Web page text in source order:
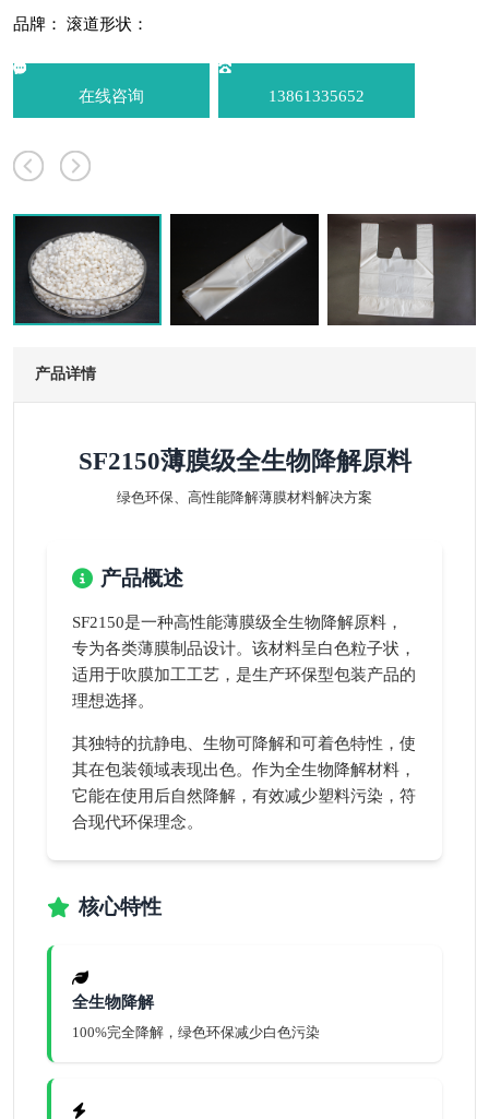
品牌： 滚道形状：
在线咨询 13861335652
产品详情
SF2150薄膜级全生物降解原料
绿色环保、高性能降解薄膜材料解决方案
产品概述
SF2150是一种高性能薄膜级全生物降解原料，
专为各类薄膜制品设计。该材料呈白色粒子状，
适用于吹膜加工工艺，是生产环保型包装产品的
理想选择。
其独特的抗静电、生物可降解和可着色特性，使
其在包装领域表现出色。作为全生物降解材料，
它能在使用后自然降解，有效减少塑料污染，符
合现代环保理念。
核心特性
全生物降解
100%完全降解，绿色环保减少白色污染